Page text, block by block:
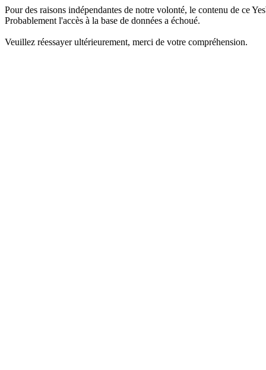
Pour des raisons indépendantes de notre volonté, le contenu de ce
Probablement l'accès à la base de données a échoué.
Veuillez réessayer ultérieurement, merci de votre compréhension.